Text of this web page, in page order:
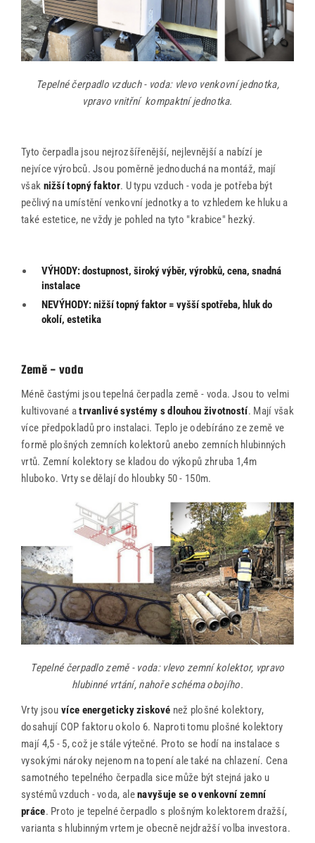
Tepelné čerpadlo vzduch - voda: vlevo venkovní jednotka,
vpravo vnitřní kompaktní jednotka.
Tyto čerpadla jsou nejrozšířenější, nejlevnější a nabízí je
nejvíce výrobců. Jsou poměrně jednoduchá na montáž, mají
však nižší topný faktor. U typu vzduch - voda je potřeba být
pečlivý na umístění venkovní jednotky a to vzhledem ke hluku a
také estetice, ne vždy je pohled na tyto "krabice" hezký.
VÝHODY: dostupnost, široký výběr, výrobků, cena, snadná
instalace
NEVÝHODY: nižší topný faktor = vyšší spotřeba, hluk do
okolí, estetika
Země - voda
Méně častými jsou tepelná čerpadla země - voda. Jsou to velmi
kultivované atrvanlivé systémy s dlouhou životností. Mají však
více předpokladů pro instalaci. Teplo je odebíráno ze země ve
formě plošných zemních kolektorů anebo zemních hlubinných
vrtů. Zemní kolektory se kladou do výkopů zhruba 1,4m
hluboko. Vrty se dělají do hloubky 50 - 150m.
Tepelné čerpadlo země - voda: vlevo zemní kolektor, vpravo
hlubinné vrtání, nahoře schéma obojího.
Vrty jsou více energeticky ziskové než plošné kolektory,
dosahují COP faktoru okolo 6. Naproti tomu plošné kolektory
mají 4,5 - 5, což je stále výtečné. Proto se hodí na instalace s
vysokými nároky nejenom na topení ale také na chlazení. Cena
samotného tepelného čerpadla sice může být stejná jako u
systémů vzduch - voda, alenavyšuje se o venkovní zemní
práce. Proto je tepelné čerpadlo s plošným kolektorem dražší,
varianta s hlubinným vrtem je obecně nejdražší volba investora.